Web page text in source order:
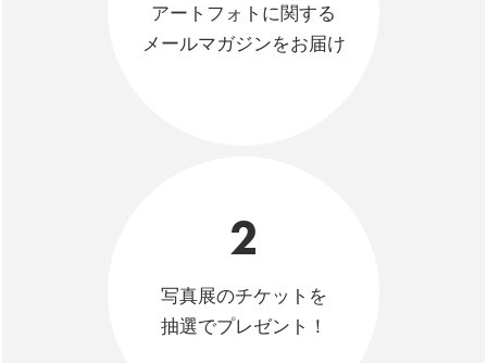
アートフォトに関する
メールマガジンをお届け
2
写真展のチケットを
抽選でプレゼント！